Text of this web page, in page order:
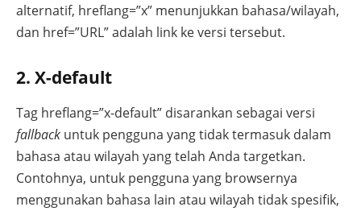
alternatif, hreflang=”x” menunjukkan bahasa/­wilayah,
dan href=”URL”adalah link ke versi tersebut.
2. X-default
Tag hreflang=”x-default” disarankan sebagai versi
fallback untuk pengguna yang tidak termasuk dalam
bahasa atau wilayah yang telah Anda targetkan.
Contohnya, untuk pengguna yang browsernya
menggunakan bahasa lain atau wilayah tidak spesifik,